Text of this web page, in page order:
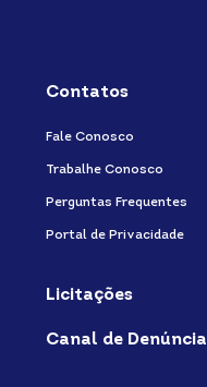
Contatos
Fale Conosco
Trabalhe Conosco
Perguntas Frequentes
Portal de Privacidade
Licitações
Canal de Denúncia